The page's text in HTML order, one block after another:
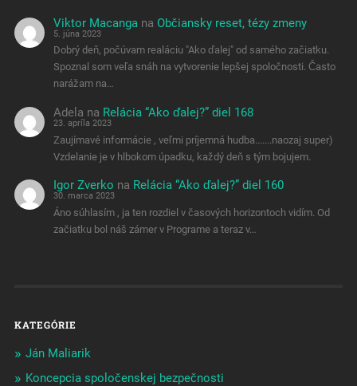
Viktor Macanga na Občiansky reset, tézy zmeny
5. júna 2023
Dobrý deň, počúvam realáciu "Ako ďalej" od samého začiatku.
Spoznal som veľa snáh na vytvorenie lepšej spoločnosti. Často
narážam na…
Adela na Relácia “Ako ďalej?” diel 168
23. apríla 2023
Zaujímavé informácie , veľmi príjemná hudba.......naozaj super)
Vzdelanie je v hlbokom úpadku, každý deň s tým bojujem.
Igor Zverko na Relácia “Ako ďalej?” diel 160
30. marca 2023
Áno súhlasím , ja ten rozdiel v časových horizontoch vidím. Od
začiatku bol náš zámer v Programe a teraz v…
KATEGÓRIE
Ján Maliarik
Koncepcia spoločenskej bezpečnosti